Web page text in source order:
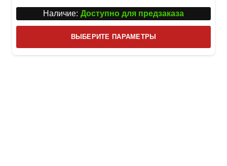
Наличие: Доступно для предзаказа
ВЫБЕРИТЕ ПАРАМЕТРЫ
товар